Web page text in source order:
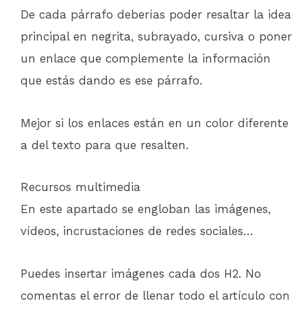
De cada párrafo deberías poder resaltar la idea
principal en negrita, subrayado, cursiva o poner
un enlace que complemente la información
que estás dando es ese párrafo.
Mejor si los enlaces están en un color diferente
a del texto para que resalten.
Recursos multimedia
En este apartado se engloban las imágenes,
vídeos, incrustaciones de redes sociales…
Puedes insertar imágenes cada dos H2. No
comentas el error de llenar todo el artículo con